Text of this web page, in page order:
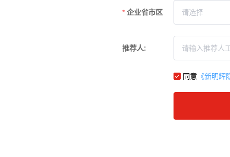
企业省市区
推荐人:
同意 《新明辉